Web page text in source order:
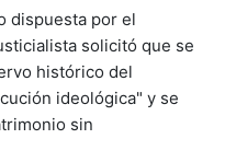
dispuesta por el
solicitó que se
histórico del
ideológica" y se
sin